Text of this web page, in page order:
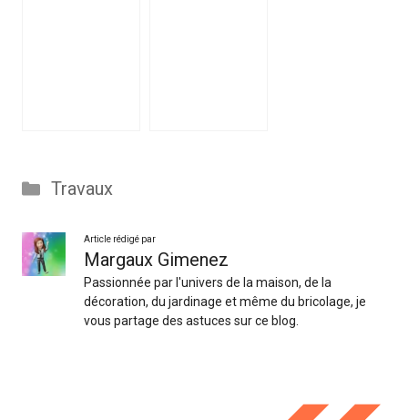
Catégories
Travaux
Article rédigé par
Margaux Gimenez
Passionnée par l'univers de la maison, de la
décoration, du jardinage et même du bricolage, je
vous partage des astuces sur ce blog.